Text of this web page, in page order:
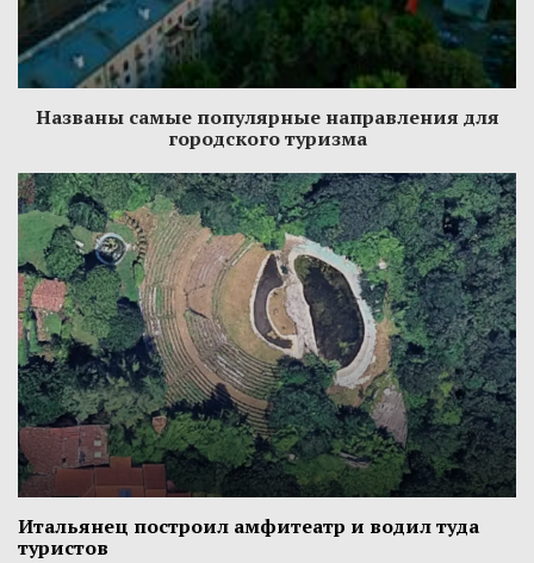
Названы самые популярные направления для
городского туризма
Итальянец построил амфитеатр и водил туда
туристов